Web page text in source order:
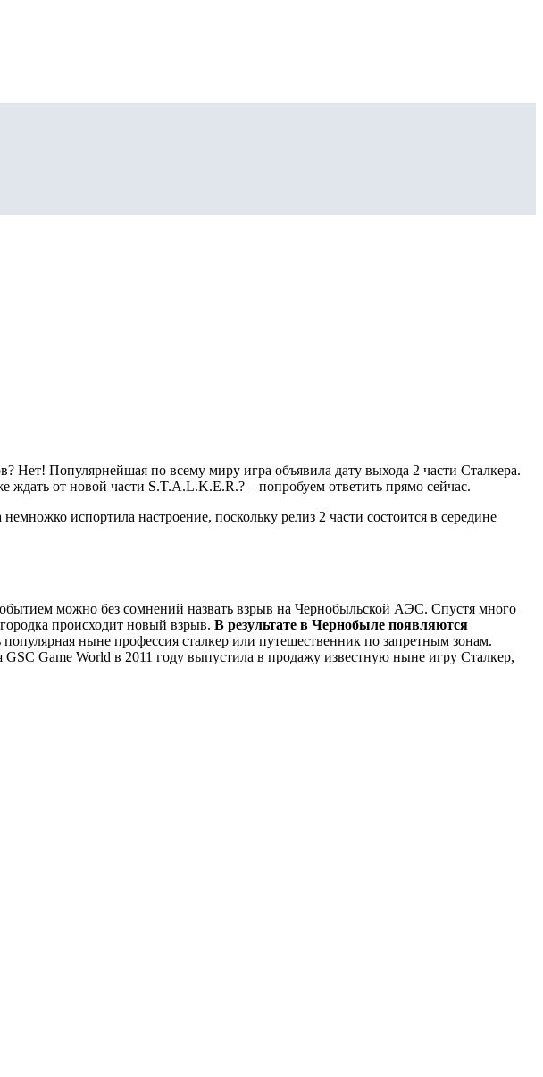
Популярнейшая по всему миру игра объявила дату выхода 2 части Сталкера.
ждать от новой части S.T.A.L.K.E.R.? – попробуем ответить прямо сейчас.
испортила настроение, поскольку релиз 2 части состоится в середине
можно без сомнений назвать взрыв на Чернобыльской АЭС. Спустя много
происходит новый взрыв. В результате в Чернобыле появляются
ныне профессия сталкер или путешественник по запретным зонам.
Game World в 2011 году выпустила в продажу известную ныне игру Сталкер,